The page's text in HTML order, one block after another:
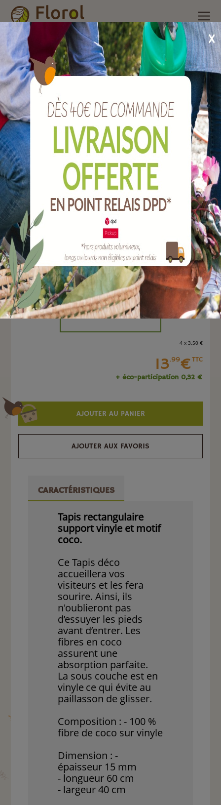
Accueil Nos produits /Brosserie et ménage /Tapis /Tapis
paillasson coco 40x60 2 abeilles
Tapis paillasson coco 40x60 2 abeilles
Ref :
T797
EAN :8712088086860
Marque :
Quantité :
Unité
-
4 x 3.50€
13.99€TTC
+ éco-participation 0,32 €
AJOUTER AU PANIER
AJOUTER AUX FAVORIS
CARACTÉRISTIQUES
Tapis rectangulaire
support vinyle et motif
coco.
Ce Tapis déco
accueillera vos
visiteurs et les fera
sourire. Ainsi, ils
n'oublieront pas
d’essuyer les pieds
avant d’entrer. Les
fibres en coco
assurent une
absorption parfaite.
La sous couche est en
vinyle ce qui évite au
paillasson de glisser.
Composition : - 100 %
fibre de coco sur vinyle
Dimension : -
épaisseur 15 mm
- longueur 60 cm
- largeur 40 cm